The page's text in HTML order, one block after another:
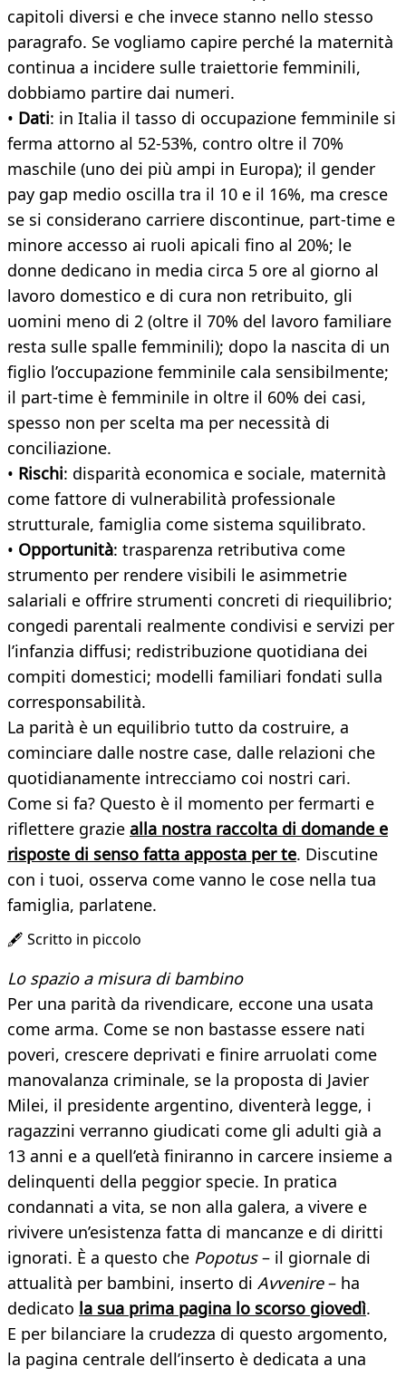
capitoli diversi e che invece stanno nello stesso
paragrafo. Se vogliamo capire perché la maternità
continua a incidere sulle traiettorie femminili,
dobbiamo partire dai numeri.
• Dati: in Italia il tasso di occupazione femminile si
ferma attorno al 52-53%, contro oltre il 70%
maschile (uno dei più ampi in Europa); il gender
pay gap medio oscilla tra il 10 e il 16%, ma cresce
se si considerano carriere discontinue, part-time e
minore accesso ai ruoli apicali fino al 20%; le
donne dedicano in media circa 5 ore al giorno al
lavoro domestico e di cura non retribuito, gli
uomini meno di 2 (oltre il 70% del lavoro familiare
resta sulle spalle femminili); dopo la nascita di un
figlio l’occupazione femminile cala sensibilmente;
il part-time è femminile in oltre il 60% dei casi,
spesso non per scelta ma per necessità di
conciliazione.
• Rischi: disparità economica e sociale, maternità
come fattore di vulnerabilità professionale
strutturale, famiglia come sistema squilibrato.
• Opportunità: trasparenza retributiva come
strumento per rendere visibili le asimmetrie
salariali e offrire strumenti concreti di riequilibrio;
congedi parentali realmente condivisi e servizi per
l’infanzia diffusi; redistribuzione quotidiana dei
compiti domestici; modelli familiari fondati sulla
corresponsabilità.
La parità è un equilibrio tutto da costruire, a
cominciare dalle nostre case, dalle relazioni che
quotidianamente intrecciamo coi nostri cari.
Come si fa? Questo è il momento per fermarti e
riflettere grazie alla nostra raccolta di domande e
risposte di senso fatta apposta per te. Discutine
con i tuoi, osserva come vanno le cose nella tua
famiglia, parlatene.
🖋️ Scritto in piccolo
Lo spazio a misura di bambino
Per una parità da rivendicare, eccone una usata
come arma. Come se non bastasse essere nati
poveri, crescere deprivati e finire arruolati come
manovalanza criminale, se la proposta di Javier
Milei, il presidente argentino, diventerà legge, i
ragazzini verranno giudicati come gli adulti già a
13 anni e a quell’età finiranno in carcere insieme a
delinquenti della peggior specie. In pratica
condannati a vita, se non alla galera, a vivere e
rivivere un’esistenza fatta di mancanze e di diritti
ignorati. È a questo che Popotus– il giornale di
attualità per bambini, inserto di Avvenire– ha
dedicato la sua prima pagina lo scorso giovedì.
E per bilanciare la crudezza di questo argomento,
la pagina centrale dell’inserto è dedicata a una